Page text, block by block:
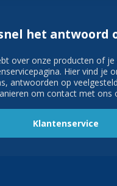
het antwoord
over onze producten of
Hier vind je
antwoorden op
om contact met ons
Klantenservice